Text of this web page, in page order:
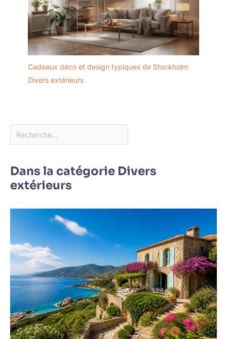
Cadeaux déco et design typiques de Stockholm
Divers extérieurs
Dans la catégorie Divers
extérieurs